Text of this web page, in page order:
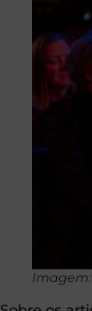
Imagem: